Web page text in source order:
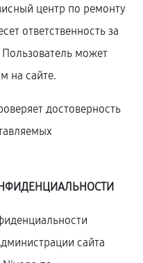
центр по ремонту
ответственность за
может
на сайте.
достоверность
сайта